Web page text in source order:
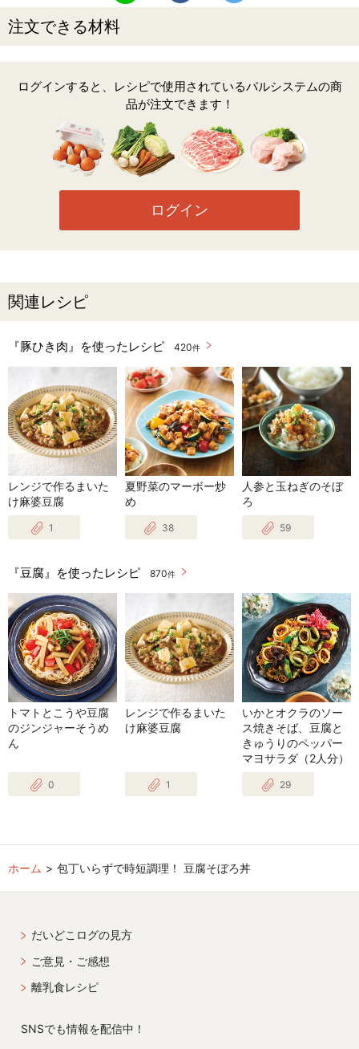
注文できる材料
ログインすると、レシピで使用されているパルシステムの商
品が注文できます！
ログイン
関連レシピ
『豚ひき肉』を使ったレシピ 420件
レンジで作るまいた
け麻婆豆腐
1
夏野菜のマーボー炒
め
38
人参と玉ねぎのそぼ
ろ
59
『豆腐』を使ったレシピ 870件
トマトとこうや豆腐
のジンジャーそうめ
ん
0
レンジで作るまいた
け麻婆豆腐
1
いかとオクラのソー
ス焼きそば、豆腐と
きゅうりのペッパー
マヨサラダ（2人分）
29
ホーム 包丁いらずで時短調理！ 豆腐そぼろ丼
だいどこログの見方
ご意見・ご感想
離乳食レシピ
SNSでも情報を配信中！